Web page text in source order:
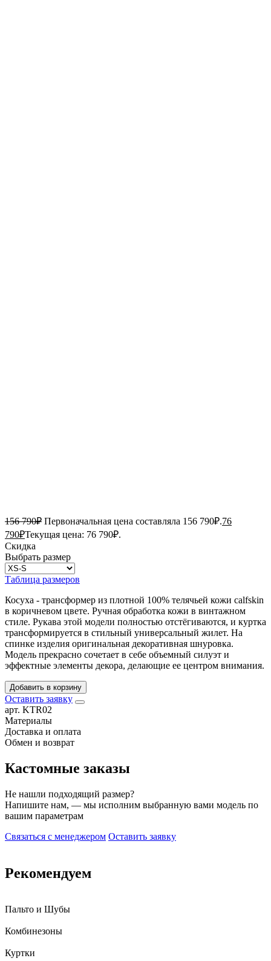
156 790₽ Первоначальная цена составляла 156 790₽.76
790₽Текущая цена: 76 790₽.
Скидка
Выбрать размер
Таблица размеров
Косуха - трансформер из плотной 100% телячьей кожи calfskin
в коричневом цвете. Ручная обработка кожи в винтажном
стиле. Рукава этой модели полностью отстёгиваются, и куртка
трансформируется в стильный универсальный жилет. На
спинке изделия оригинальная декоративная шнуровка.
Модель прекрасно сочетает в себе объемный силуэт и
эффектные элементы декора, делающие ее центром внимания.
Добавить в корзину
Оставить заявку
арт. KTR02
Материалы
Доставка и оплата
Обмен и возврат
Кастомные заказы
Не нашли подходящий размер?
Напишите нам, — мы исполним выбранную вами модель по
вашим параметрам
Связаться с менеджером Оставить заявку
Рекомендуем
Пальто и Шубы
Комбинезоны
Куртки